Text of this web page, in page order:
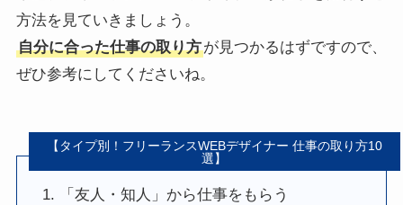
方法を見ていきましょう。
自分に合った仕事の取り方が見つかるはずですので、
ぜひ参考にしてくださいね。
【タイプ別！フリーランスWEBデザイナー 仕事の取り方10
選】
「友人・知人」から仕事をもらう